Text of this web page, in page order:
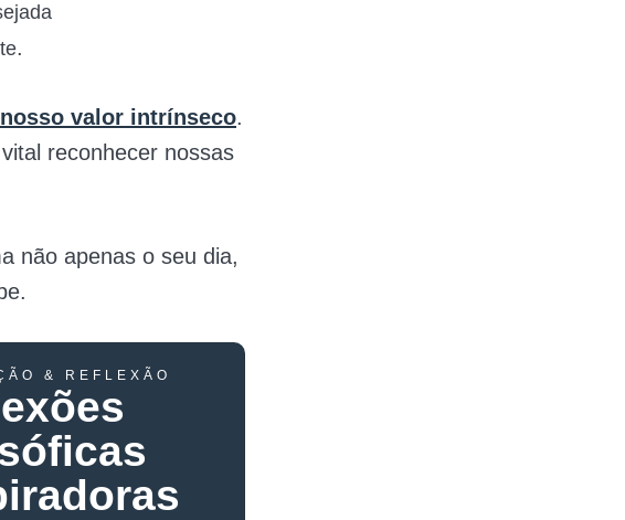
.
valor intrínseco.
reconhecer nossas
não apenas o seu dia,
& REFLEXÃO